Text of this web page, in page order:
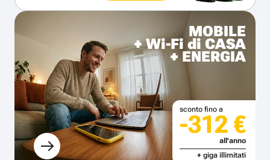
MOBILE
+ Wi-Fi di CASA
+ ENERGIA
sconto fino a
-312 €
all'anno
+ giga illimitati